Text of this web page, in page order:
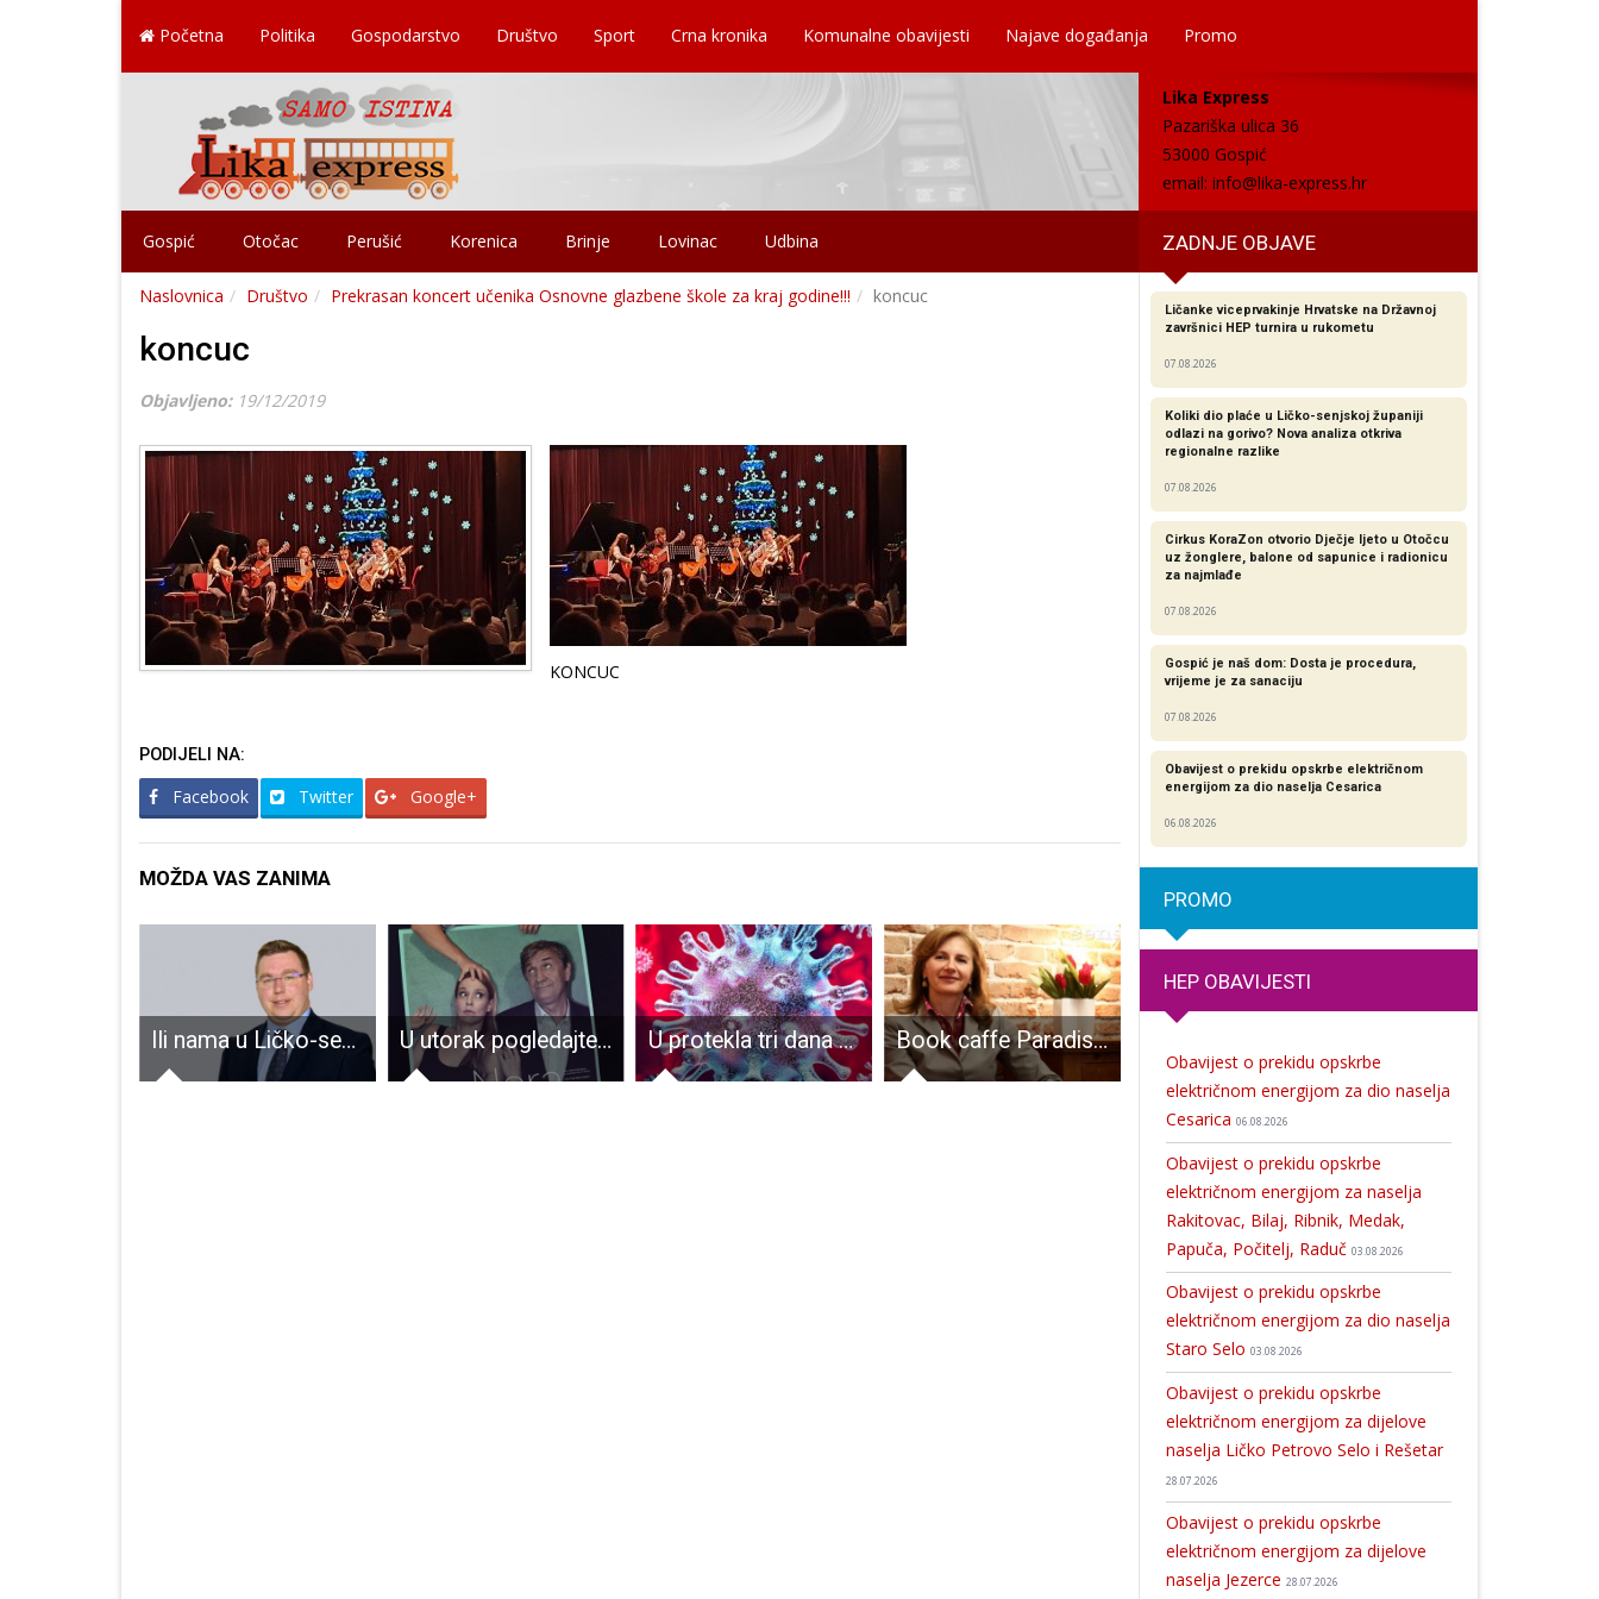
Početna Politika Gospodarstvo Društvo Sport Crna kronika Komunalne obavijesti Najave događanja Promo
Lika Express
Pazariška ulica 36
53000 Gospić
email: info@lika-express.hr
Gospić Otočac Perušić Korenica Brinje Lovinac Udbina ZADNJE OBJAVE
Naslovnica Društvo Prekrasan koncert učenika Osnovne glazbene škole za kraj godine!!! koncuc
koncuc
Objavljeno: 19/12/2019
KONCUC
PODIJELI NA:
Facebook Twitter Google+
MOŽDA VAS ZANIMA
Ili nama u Ličko-senjskoj županiji ne treba takvog zapošljavanja ili netko ne radi svoj posao??? U utorak pogledajte predstavu “Nora-kuća lutaka”! U protekla tri dana 31 je novooboljela osoba od COVID-19 Book caffe Paradiso predstavlja knjigu “Čudesna moć hormona”!
Ličanke viceprvakinje Hrvatske na Državnoj
završnici HEP turnira u rukometu
07.08.2026
Koliki dio plaće u Ličko-senjskoj županiji
odlazi na gorivo? Nova analiza otkriva
regionalne razlike​
07.08.2026
Cirkus KoraZon otvorio Dječje ljeto u Otočcu
uz žonglere, balone od sapunice i radionicu
za najmlađe
07.08.2026
Gospić je naš dom: Dosta je procedura,
vrijeme je za sanaciju
07.08.2026
Obavijest o prekidu opskrbe električnom
energijom za dio naselja Cesarica
06.08.2026
PROMO
HEP OBAVIJESTI
Obavijest o prekidu opskrbe
električnom energijom za dio naselja
Cesarica 06.08.2026
Obavijest o prekidu opskrbe
električnom energijom za naselja
Rakitovac, Bilaj, Ribnik, Medak,
Papuča, Počitelj, Raduč 03.08.2026
Obavijest o prekidu opskrbe
električnom energijom za dio naselja
Staro Selo 03.08.2026
Obavijest o prekidu opskrbe
električnom energijom za dijelove
naselja Ličko Petrovo Selo i Rešetar
28.07.2026
Obavijest o prekidu opskrbe
električnom energijom za dijelove
naselja Jezerce 28.07.2026